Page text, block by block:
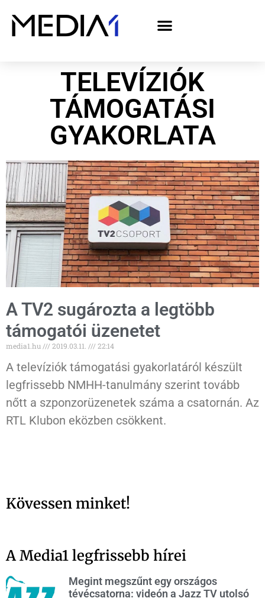
TELEVÍZIÓK
TÁMOGATÁSI
GYAKORLATA
A TV2 sugározta a legtöbb
támogatói üzenetet
media1.hu 2019.03.11. 22:14
A televíziók támogatási gyakorlatáról készült
legfrissebb NMHH-tanulmány szerint tovább
nőtt a szponzorüzenetek száma a csatornán. Az
RTL Klubon eközben csökkent.
Kövessen minket!
A Media1 legfrissebb hírei
Megint megszűnt egy országos
tévécsatorna: videón a Jazz TV utolsó